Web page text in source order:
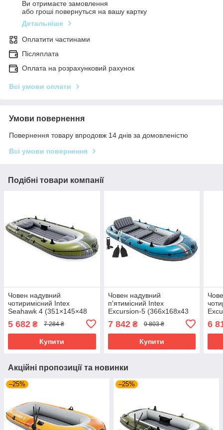
Ви отримаєте замовлення
або гроші повернуться на вашу картку
Детальніше
Оплатити частинами
Післяплата
Оплата на розрахунковий рахунок
Всі умови оплати
Умови повернення
Повернення товару впродовж 14 днів за домовленістю
Всі умови повернення
Подібні товари компанії
Човен надувний
чотиримісний Intex
Seahawk 4 (351×145×48
см, весла, насос) 66334
Зелений
5 682 ₴ 7 284 ₴
Купити
Човен надувний
п'ятимісний Intex
Excursion-5 (366х168х43
см, весла, насос) 66325
Синій
7 842₴ 9 803 ₴
Купити
6
Акційні пропозиції та новинки
–25% –25%